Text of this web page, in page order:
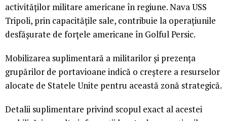
activităților militare americane în regiune. Nava USS
Tripoli, prin capacitățile sale, contribuie la operațiunile
desfășurate de forțele americane în Golful Persic.
Mobilizarea suplimentară a militarilor și prezența
grupărilor de portavioane indică o creștere a resurselor
alocate de Statele Unite pentru această zonă strategică.
Detalii suplimentare privind scopul exact al acestei